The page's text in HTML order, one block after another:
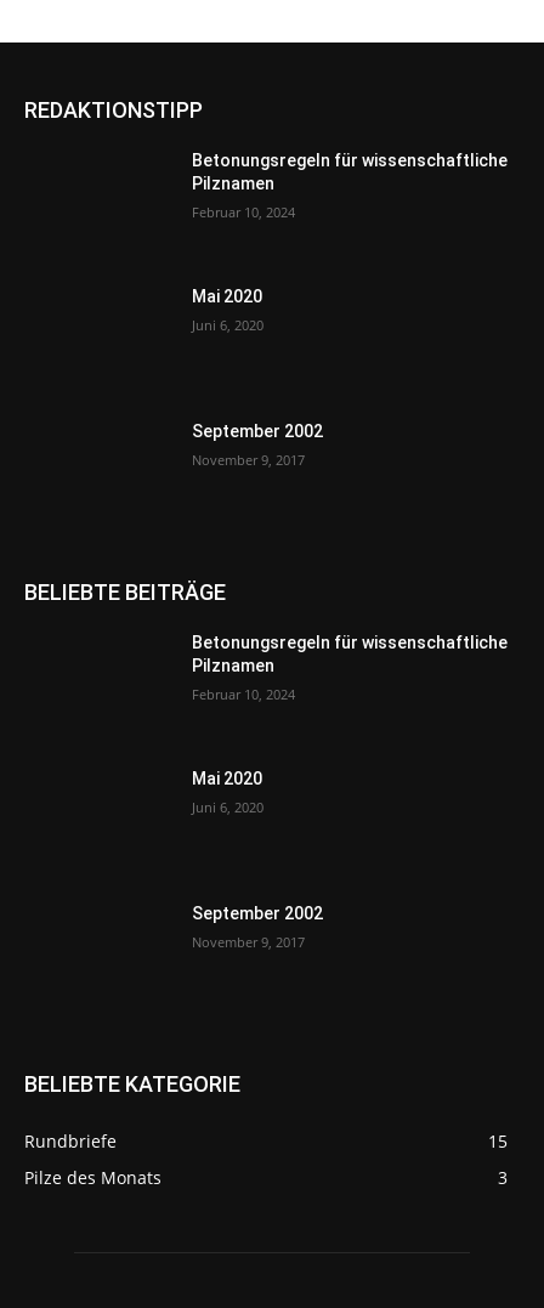
REDAKTIONSTIPP
Betonungsregeln für wissenschaftliche
Pilznamen
Februar 10, 2024
Mai 2020
Juni 6, 2020
September 2002
November 9, 2017
BELIEBTE BEITRÄGE
Betonungsregeln für wissenschaftliche
Pilznamen
Februar 10, 2024
Mai 2020
Juni 6, 2020
September 2002
November 9, 2017
BELIEBTE KATEGORIE
Rundbriefe
15
Pilze des Monats
3